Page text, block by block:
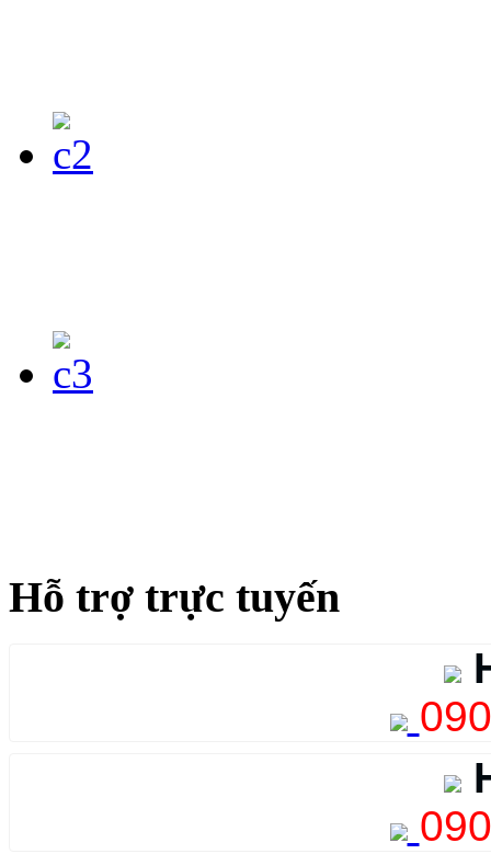
Hỗ trợ trực tuyến